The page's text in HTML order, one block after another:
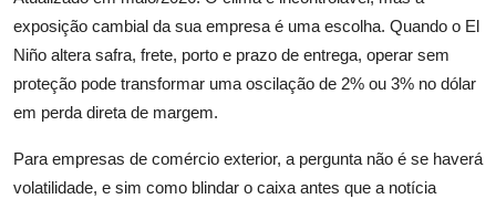
Investimentos
Seguro de Vida
exposição cambial da sua empresa é uma escolha. Quando o El
Niño altera safra, frete, porto e prazo de entrega, operar sem
proteção pode transformar uma oscilação de 2% ou 3% no dólar
em perda direta de margem.
Para empresas de comércio exterior, a pergunta não é se haverá
volatilidade, e sim como blindar o caixa antes que a notícia